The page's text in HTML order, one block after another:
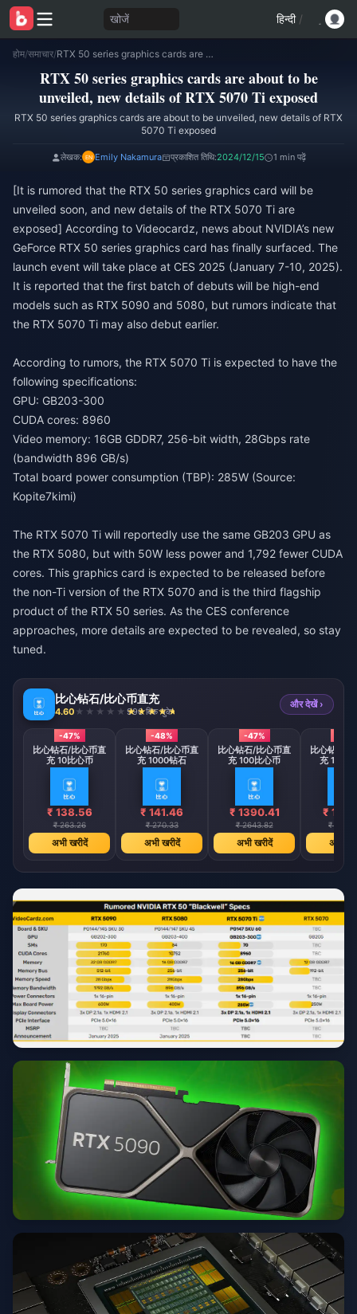
खोजें हिन्दी /
होम/समाचार/ RTX 50 series graphics cards are about to be unveiled, new details of RTX 5070 Ti exposed
RTX 50 series graphics cards are about to be
unveiled, new details of RTX 5070 Ti exposed
RTX 50 series graphics cards are about to be unveiled, new details of RTX
5070 Ti exposed
लेखक: Emily Nakamura प्रकाशित तिथि:2024/12/15 1 min पढ़ें
[It is rumored that the RTX 50 series graphics card will be
unveiled soon, and new details of the RTX 5070 Ti are
exposed] According to Videocardz, news about NVIDIA’s new
GeForce RTX 50 series graphics card has finally surfaced. The
launch event will take place at CES 2025 (January 7-10, 2025).
It is reported that the first batch of debuts will be high-end
models such as RTX 5090 and 5080, but rumors indicate that
the RTX 5070 Ti may also debut earlier.
According to rumors, the RTX 5070 Ti is expected to have the
following specifications:
GPU: GB203-300
CUDA cores: 8960
Video memory: 16GB GDDR7, 256-bit width, 28Gbps rate
(bandwidth 896 GB/s)
Total board power consumption (TBP): 285W (Source:
Kopite7kimi)
The RTX 5070 Ti will reportedly use the same GB203 GPU as
the RTX 5080, but with 50W less power and 1,792 fewer CUDA
cores. This graphics card is expected to be released before
the non-Ti version of the RTX 5070 and is the third flagship
product of the RTX 50 series. As the CES conference
approaches, more details are expected to be revealed, so stay
tuned.
比心钻石/比心币直充
4.60 990 बिक चुके
और देखें ›
-47%
比心钻石/比心币直
充 10比心币
₹ 138.56
₹ 263.26
अभी खरीदें
-48%
比心钻石/比心币直
充 1000钻石
₹ 141.46
₹ 270.33
अभी खरीदें
-47%
比心钻石/比心币直
充 100比心币
₹ 1390.41
₹ 2643.82
अभी खरीदें
比心钻石/
充
₹
₹
अभी